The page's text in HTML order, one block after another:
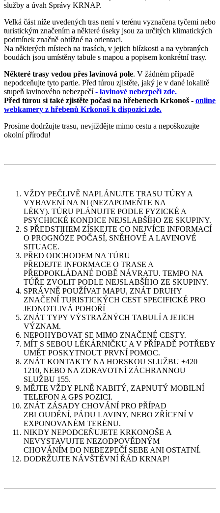
služby a úvah Správy KRNAP.
Velká část níže uvedených tras není v terénu vyznačena tyčemi nebo
turistickým značením a některé úseky jsou za určitých klimatických
podmínek značně obtížné na orientaci.
Na některých místech na trasách, v jejich blízkosti a na vybraných
boudách jsou umístěny tabule s mapou a popisem konkrétní trasy.
Některé trasy vedou přes lavinová pole. V žádném případě
nepodceňujte tyto partie. Před túrou zjistěte, jaký je v dané lokalitě
stupeň lavinového nebezpečí- lavinové nebezpečí zde.
Před túrou si také zjistěte počasí na hřebenech Krkonoš - online
webkamery z hřebenů Krkonoš k dispozici zde.
Prosíme dodržujte trasu, nevjíždějte mimo cestu a nepoškozujte
okolní přírodu!
VŽDY PEČLIVĚ NAPLÁNUJTE TRASU TÚRY A
VYBAVENÍ NA NI (NEZAPOMEŇTE NA
LÉKY). TÚRU PLÁNUJTE PODLE FYZICKÉ A
PSYCHICKÉ KONDICE NEJSLABŠÍHO ZE SKUPINY.
S PŘEDSTIHEM ZÍSKEJTE CO NEJVÍCE INFORMACÍ
O PROGNÓZE POČASÍ, SNĚHOVÉ A LAVINOVÉ
SITUACE.
PŘED ODCHODEM NA TÚRU
PŘEDEJTE INFORMACE O TRASE A
PŘEDPOKLÁDANÉ DOBĚ NÁVRATU. TEMPO NA
TÚŘE ZVOLIT PODLE NEJSLABŠÍHO ZE SKUPINY.
SPRÁVNĚ POUŽÍVAT MAPU, ZNÁT DRUHY
ZNAČENÍ TURISTICKÝCH CEST SPECIFICKÉ PRO
JEDNOTLIVÁ POHOŘÍ
ZNÁT TYPY VÝSTRAŽNÝCH TABULÍ A JEJICH
VÝZNAM.
NEPOHYBOVAT SE MIMO ZNAČENÉ CESTY.
MÍT S SEBOU LÉKÁRNIČKU A V PŘÍPADĚ POTŘEBY
UMĚT POSKYTNOUT PRVNÍ POMOC.
ZNÁT KONTAKTY NA HORSKOU SLUŽBU +420
1210, NEBO NA ZDRAVOTNÍ ZÁCHRANNOU
SLUŽBU 155.
MĚJTE VŽDY PLNĚ NABITÝ, ZAPNUTÝ MOBILNÍ
TELEFON A GPS POZICI.
ZNÁT ZÁSADY CHOVÁNÍ PRO PŘÍPAD
ZBLOUDĚNÍ, PÁDU LAVINY, NEBO ZŘÍCENÍ V
EXPONOVANÉM TERÉNU.
NIKDY NEPODCEŇUJETE KRKONOŠE A
NEVYSTAVUJTE NEZODPOVĚDNÝM
CHOVÁNÍM DO NEBEZPEČÍ SEBE ANI OSTATNÍ.
DODRŽUJTE NÁVŠTĚVNÍ ŘÁD KRNAP!